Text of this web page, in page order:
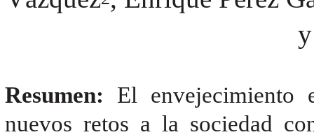
Resumen: El envejecimiento
nuevos retos a la sociedad